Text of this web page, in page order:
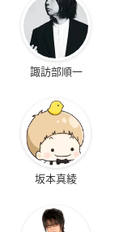
諏訪部順一
坂本真綾